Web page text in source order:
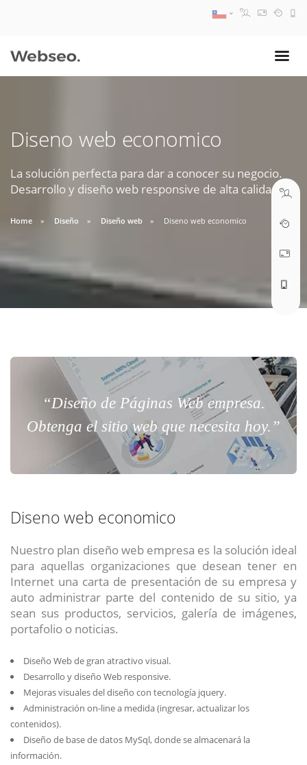
Diseno web economico
La solución perfecta para dar a conocer su negocio.
Desarrollo y diseño web responsive de alta calidad.
Home Diseño Diseño web Diseno web economico
“Diseño de Páginas Web empresa.
Obtenga el sitio web que necesita hoy.”
Diseno web economico
Nuestro plan diseño web empresa es la solución ideal
para aquellas organizaciones que desean tener en
Internet una carta de presentación de su empresa y
auto administrar parte del contenido de su sitio, ya
sean sus productos, servicios, galería de imágenes,
portafolio o noticias.
Diseño Web de gran atractivo visual.
Desarrollo y diseño Web responsive.
Mejoras visuales del diseño con tecnología jquery.
Administración on-line a medida (ingresar, actualizar los
contenidos).
Diseño de base de datos MySql, donde se almacenará la
información.
09:30 AM A 18:30 PM
soporte@webseo.cl